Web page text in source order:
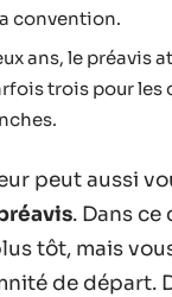
convention.
ans, le préavis
trois pour les
peut aussi
. Dans ce
tôt, mais
de départ.